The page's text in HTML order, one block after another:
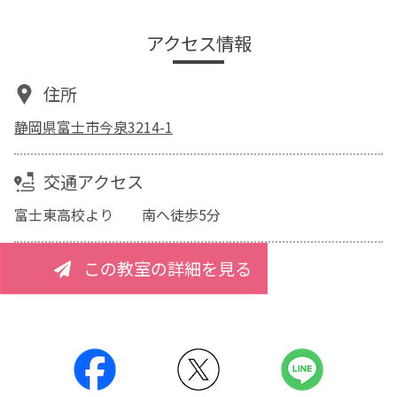
アクセス情報
住所
静岡県富士市今泉3214-1
交通アクセス
富士東高校より 南へ徒歩5分
この教室の詳細を見る